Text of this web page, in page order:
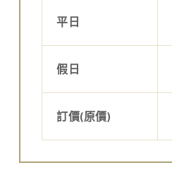
平日
假日
訂價(原價)